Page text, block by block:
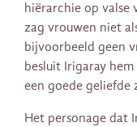
hiërarchie op valse
zag vrouwen niet
bijvoorbeeld geen
besluit Irigaray
een goede geliefde
Het personage dat